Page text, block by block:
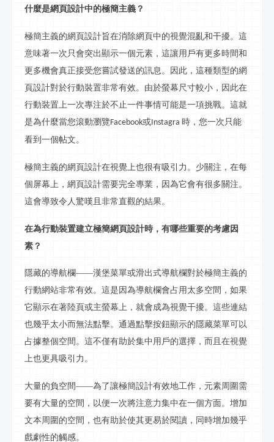
什麼是網頁設計中的極簡主義？
極簡主義的網頁設計旨在消除網頁中的視覺混亂和干擾。這
意味著一次只會突出顯示一個元素，這讓用戶有更多時間和
更多機會真正接受您嘗試發送的訊息。因此，這種類型的網
頁設計對於行動裝置非常有效。由於螢幕尺寸較小，因此在
行動裝置上一次專注於不止一件事情可能是一項挑戰。這就
是為什麼當您滾動瀏覽 Facebook或 Instagra 時，您一次只能
看到一個帖文 。
極簡主義的網頁設計在視覺上也很有吸引力。少關注，在每
個屏幕上，網頁設計需要完全專業，因為它會有很多關注。
這會導致令人驚嘆且非常直觀的結果。
在為行動裝置建立極簡網頁設計時，有哪些重要的考慮因
素？
隱藏的導航欄——漢堡菜單或滑出式導航欄對於極簡主義的
行動網站非常有效。這是因為導航欄會占用太多空間，如果
它顯示在著陸頁或主螢幕上，就會成為視覺干擾。這些連結
也幾乎太小而無法點擊。通過點擊按鈕顯示的隱藏菜單可以
占據整個空間。這不僅有助於集中用戶的選擇，而且在視覺
上也更具吸引力。
大量的負空間——為了讓極簡設計有效地工作，元素周圍需
要有大量的空間，以便一次將注意力集中在一個方面。增加
文本周圍的空間，也有助於使其更易於閱讀，同時增加幾乎
戲劇性的觸感。